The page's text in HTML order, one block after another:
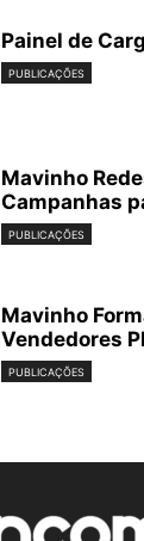
Painel de
PUBLICAÇÕES
Mavinho
Campanhas
PUBLICAÇÕES
Mavinho
Vendedores
PUBLICAÇÕES